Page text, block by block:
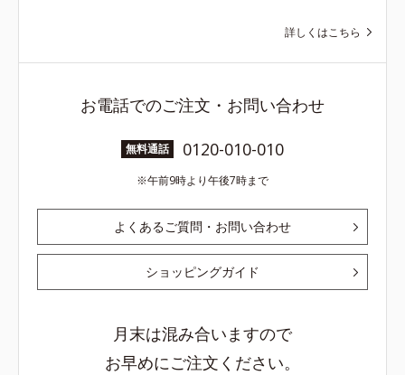
詳しくはこちら
お電話でのご注文・お問い合わせ
無料通話 0120-010-010
午前9時より午後7時まで
よくあるご質問・お問い合わせ
ショッピングガイド
月末は混み合いますので
お早めにご注文ください。